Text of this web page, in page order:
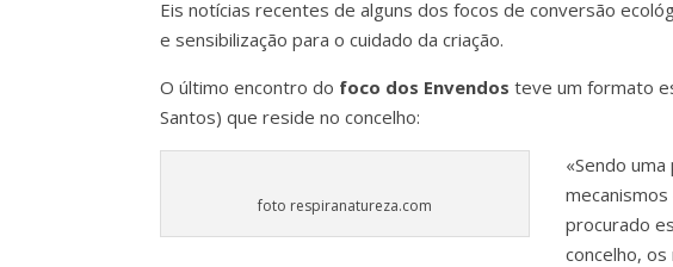
Eis notícias recentes de alguns dos focos de conversão
e sensibilização para o cuidado da criação.
O último encontro do foco dos Envendos teve um formato
Santos) que reside no concelho:
foto respiranatureza.com
«Sendo
procurado
concelho,